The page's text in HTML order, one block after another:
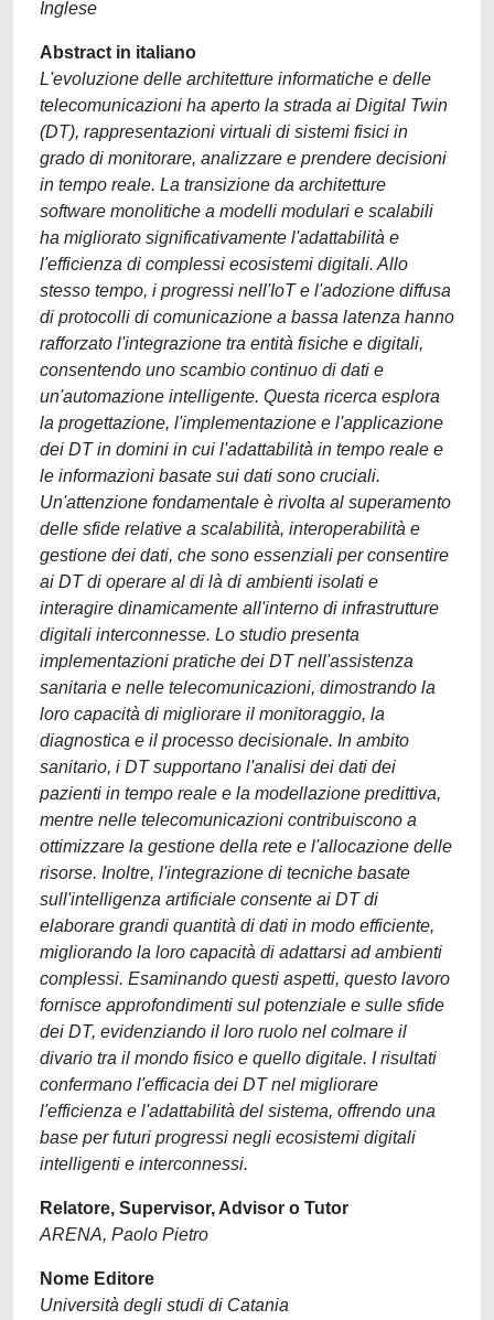
Inglese
Abstract in italiano
L'evoluzione delle architetture informatiche e delle
telecomunicazioni ha aperto la strada ai Digital Twin
(DT), rappresentazioni virtuali di sistemi fisici in
grado di monitorare, analizzare e prendere decisioni
in tempo reale. La transizione da architetture
software monolitiche a modelli modulari e scalabili
ha migliorato significativamente l'adattabilità e
l'efficienza di complessi ecosistemi digitali. Allo
stesso tempo, i progressi nell'IoT e l'adozione diffusa
di protocolli di comunicazione a bassa latenza hanno
rafforzato l'integrazione tra entità fisiche e digitali,
consentendo uno scambio continuo di dati e
un'automazione intelligente. Questa ricerca esplora
la progettazione, l'implementazione e l'applicazione
dei DT in domini in cui l'adattabilità in tempo reale e
le informazioni basate sui dati sono cruciali.
Un'attenzione fondamentale è rivolta al superamento
delle sfide relative a scalabilità, interoperabilità e
gestione dei dati, che sono essenziali per consentire
ai DT di operare al di là di ambienti isolati e
interagire dinamicamente all'interno di infrastrutture
digitali interconnesse. Lo studio presenta
implementazioni pratiche dei DT nell'assistenza
sanitaria e nelle telecomunicazioni, dimostrando la
loro capacità di migliorare il monitoraggio, la
diagnostica e il processo decisionale. In ambito
sanitario, i DT supportano l'analisi dei dati dei
pazienti in tempo reale e la modellazione predittiva,
mentre nelle telecomunicazioni contribuiscono a
ottimizzare la gestione della rete e l'allocazione delle
risorse. Inoltre, l'integrazione di tecniche basate
sull'intelligenza artificiale consente ai DT di
elaborare grandi quantità di dati in modo efficiente,
migliorando la loro capacità di adattarsi ad ambienti
complessi. Esaminando questi aspetti, questo lavoro
fornisce approfondimenti sul potenziale e sulle sfide
dei DT, evidenziando il loro ruolo nel colmare il
divario tra il mondo fisico e quello digitale. I risultati
confermano l'efficacia dei DT nel migliorare
l'efficienza e l'adattabilità del sistema, offrendo una
base per futuri progressi negli ecosistemi digitali
intelligenti e interconnessi.
Relatore, Supervisor, Advisor o Tutor
ARENA, Paolo Pietro
Nome Editore
Università degli studi di Catania